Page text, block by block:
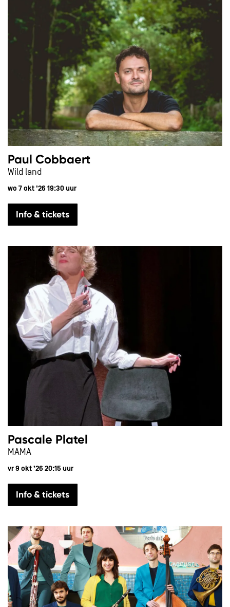
Paul Cobbaert
Wild land
wo 7 okt ’26 19:30 uur
Info & tickets
Pascale Platel
MAMA
vr 9 okt ’26 20:15 uur
Info & tickets